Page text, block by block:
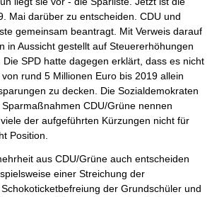
Mai darüber zu entscheiden. CDU und
gemeinsam beantragt. Mit Verweis darauf
in Aussicht gestellt auf Steuererhöhungen
SPD hatte dagegen erklärt, dass es nicht
rund 5 Millionen Euro bis 2019 allein
zu decken. Die Sozialdemokraten
CDU/Grüne nennen
der aufgeführten Kürzungen nicht für
Position.
aus CDU/Grüne auch entscheiden
einer Streichung der
der Grundschüler und